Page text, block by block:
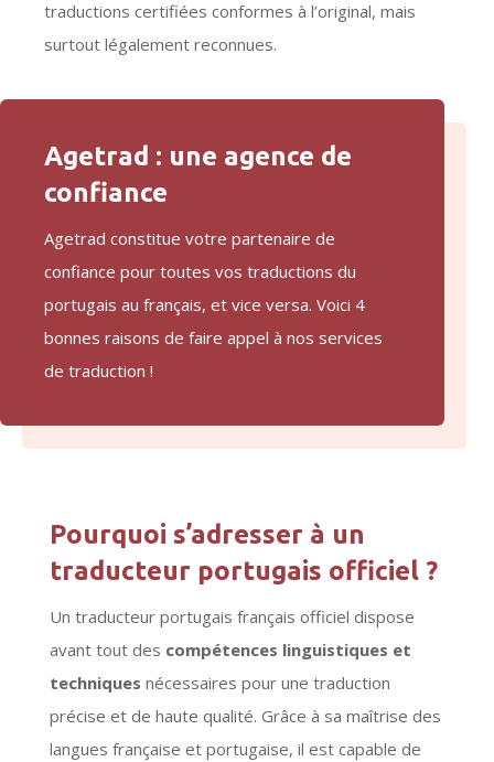
traductions certifiées conformes à l’original, mais
surtout légalement reconnues.
Agetrad : une agence de
confiance
Agetrad constitue votre partenaire de
confiance pour toutes vos traductions du
portugais au français, et vice versa. Voici 4
bonnes raisons de faire appel à nos services
de traduction !
Pourquoi s’adresser à un
traducteur portugais officiel ?
Un traducteur portugais français officiel dispose
avant tout des compétences linguistiques et
techniques nécessaires pour une traduction
précise et de haute qualité. Grâce à sa maîtrise des
langues française et portugaise, il est capable de